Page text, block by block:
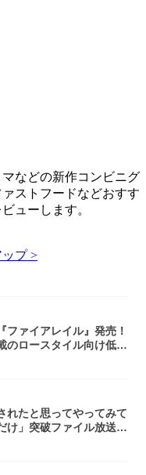
などの新作コンビニグ
ストフードなどおすす
ューします。
プ >
ファイアレイル』発売！
のロースタイル向け低型
れたと思ってやってみて
け」突破ファイル放送で